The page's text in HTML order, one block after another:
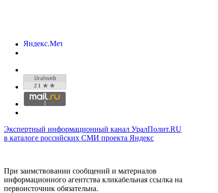
Экспертный информационный канал УралПолит.RU
в каталоге российских СМИ проекта Яндекс
При заимствовании сообщений и материалов
информационного агентства кликабельная ссылка на
первоисточник обязательна.